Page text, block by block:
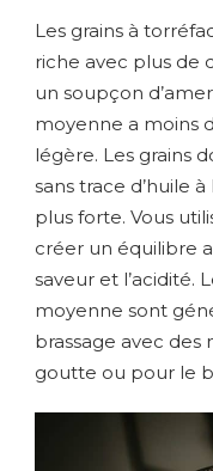
Les grains à
riche avec plus de
un soupçon
moyenne a moins
légère. Les grains
sans trace d’huile
plus forte. Vous
créer un équilibre
saveur et l’acidité.
moyenne sont
brassage avec des
goutte ou pour le